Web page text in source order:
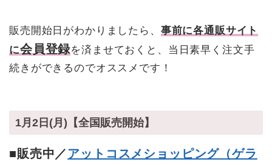
販売開始日がわかりましたら、 事前に各通販サイト
に会員登録を済ませておくと、当日素早く注文手
続きができるのでオススメです！
1月2日(月)【全国販売開始】
■販売中／ アットコスメショッピング（ゲラ